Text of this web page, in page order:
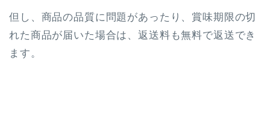
但し、商品の品質に問題があったり、賞味期限の切
れた商品が届いた場合は、返送料も無料で返送でき
ます。